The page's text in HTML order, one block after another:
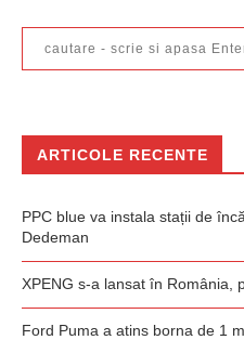
ARTICOLE RECENTE
PPC blue va instala stații de
Dedeman
XPENG s-a lansat în România,
Ford Puma a atins borna de 1